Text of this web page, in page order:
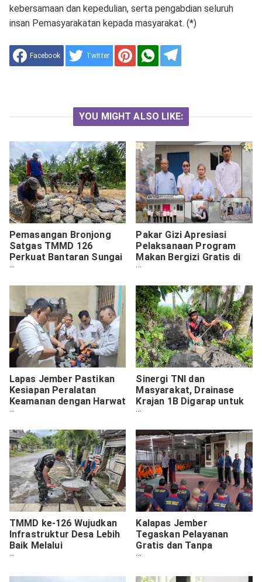
kebersamaan dan kepedulian, serta pengabdian seluruh
insan Pemasyarakatan kepada masyarakat. (*)
Facebook Twitter
YOU MIGHT ALSO LIKE:
Pemasangan Bronjong
Satgas TMMD 126
Perkuat Bantaran Sungai
Lebakharjo Cegah Banjir
Pakar Gizi Apresiasi
Pelaksanaan Program
Makan Bergizi Gratis di
SPPG Polda Bali
Lapas Jember Pastikan
Kesiapan Peralatan
Keamanan dengan Harwat
Senpi
Sinergi TNI dan
Masyarakat, Drainase
Krajan 1B Digarap untuk
Cegah Genangan Air
TMMD ke-126 Wujudkan
Infrastruktur Desa Lebih
Baik Melalui
Pembangunan Drainase
Kalapas Jember
Tegaskan Pelayanan
Gratis dan Tanpa
Diskriminasi Dihadapan